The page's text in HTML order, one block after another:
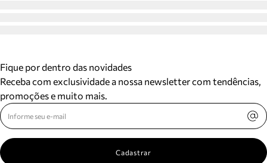
Fique por dentro das novidades
Receba com exclusividade a nossa newsletter com tendências,
promoções e muito mais.
Cadastrar